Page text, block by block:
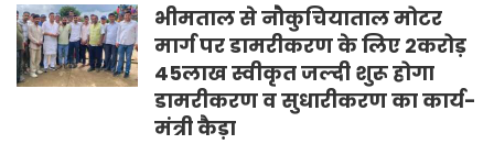
भीमताल से नौकुचियाताल मोटर
मार्ग पर डामरीकरण के लिए 2करोड़
45लाख स्वीकृत जल्दी शुरू होगा
डामरीकरण व सुधारीकरण का कार्य-
मंत्री कैड़ा